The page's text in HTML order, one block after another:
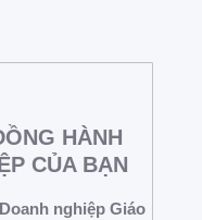
HÀNH
CỦA BẠN
nghiệp Giáo